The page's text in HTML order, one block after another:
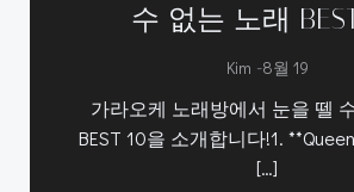
수 없는 노래
Kim -8월 19
가라오케 노래방에서 눈을 뗄
BEST 10을 소개합니다!1.
[…]